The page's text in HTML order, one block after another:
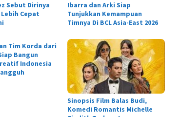
Sebut Dirinya
Cepat
Ibarra dan Arki Siap
Tunjukkan Kemampuan
Timnya Di BCL Asia-East 2026
Tim Korda dari
Bangun
Indonesia
Sinopsis Film Balas Budi,
Komedi Romantis Michelle